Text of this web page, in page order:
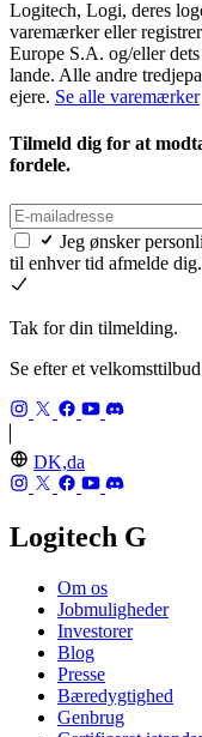
Logitech, Logi, deres
varemærker eller
Europe S.A. og/eller
lande. Alle andre
ejere. Se alle varemærker
Tilmeld dig for at
fordele.
Jeg ønsker
til enhver tid afmelde
Tak for din tilmelding.
Se efter et
DK,da
Logitech G
Om os
Jobmuligheder
Investorer
Blog
Presse
Bæredygtighed
Genbrug